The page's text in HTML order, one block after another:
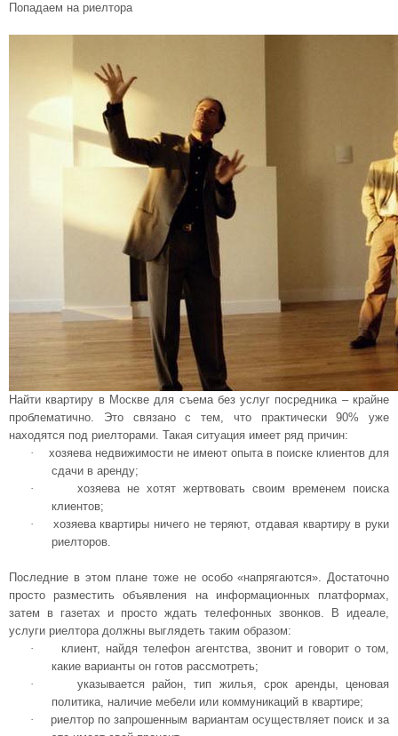
Попадаем на риелтора
Найти квартиру в Москведля съема без услуг посредника – крайне
проблематично. Это связано с тем, что практически 90% уже
находятся под риелторами. Такая ситуация имеет ряд причин:
·
хозяева недвижимости не имеют опыта в поиске клиентов для
сдачи в аренду;
·
хозяева не хотят жертвовать своим временем поиска
клиентов;
·
хозяева квартиры ничего не теряют, отдавая квартиру в руки
риелторов.
Последние в этом плане тоже не особо «напрягаются». Достаточно
просто разместить объявления на информационных платформах,
затем в газетах и просто ждать телефонных звонков. В идеале,
услуги риелтора должны выглядеть таким образом:
·
клиент, найдя телефон агентства, звонит и говорит о том,
какие варианты он готов рассмотреть;
·
указывается район, тип жилья, срок аренды, ценовая
политика, наличие мебели или коммуникаций в квартире;
·
риелтор по запрошенным вариантам осуществляет поиск и за